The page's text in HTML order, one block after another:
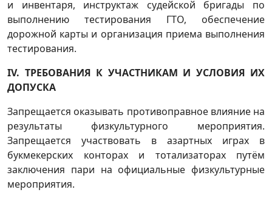
и инвентаря, инструктаж судейской бригады по
выполнению тестирования ГТО, обеспечение
дорожной карты и организация приема выполнения
тестирования.
IV. ТРЕБОВАНИЯ К УЧАСТНИКАМ И УСЛОВИЯ ИХ
ДОПУСКА
Запрещается оказывать противоправное влияние на
результаты физкультурного мероприятия.
Запрещается участвовать в азартных играх в
букмекерских конторах и тотализаторах путём
заключения пари на официальные физкультурные
мероприятия.